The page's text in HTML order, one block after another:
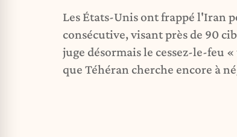
Les États-Unis ont frappé l'Iran
consécutive, visant près de 90
juge désormais le cessez-le-feu
que Téhéran cherche encore à